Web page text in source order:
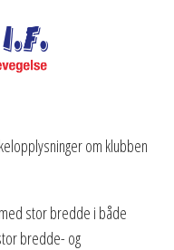
om klubben
stor bredde i både
bredde- og